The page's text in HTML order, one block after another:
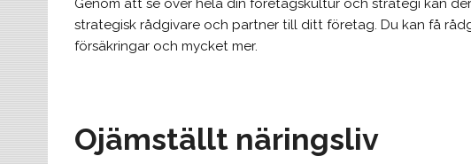
Genom att se över hela din företagskultur och strategi kan
strategisk rådgivare och partner till ditt företag. Du kan få
försäkringar och mycket mer.
Ojämställt näringsliv